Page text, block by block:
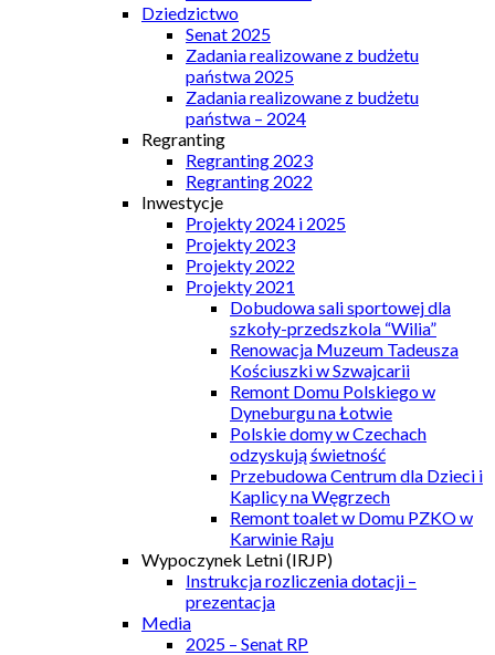
Dziedzictwo
Senat 2025
Zadania realizowane z budżetu
państwa 2025
Zadania realizowane z budżetu
państwa – 2024
Regranting
Regranting 2023
Regranting 2022
Inwestycje
Projekty 2024 i 2025
Projekty 2023
Projekty 2022
Projekty 2021
Dobudowa sali sportowej dla
szkoły-przedszkola “Wilia”
Renowacja Muzeum Tadeusza
Kościuszki w Szwajcarii
Remont Domu Polskiego w
Dyneburgu na Łotwie
Polskie domy w Czechach
odzyskują świetność
Przebudowa Centrum dla Dzieci i
Kaplicy na Węgrzech
Remont toalet w Domu PZKO w
Karwinie Raju
Wypoczynek Letni (IRJP)
Instrukcja rozliczenia dotacji –
prezentacja
Media
2025 – Senat RP